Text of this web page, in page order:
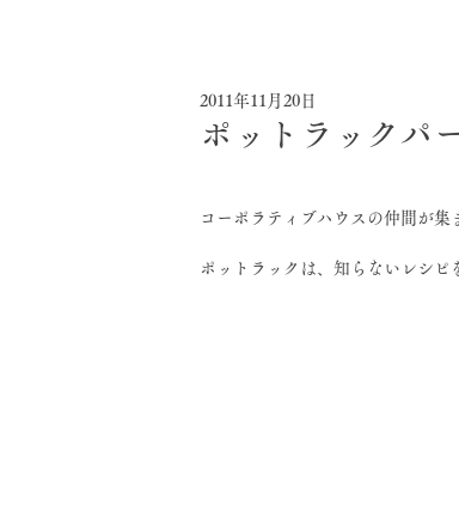
ポットラックパ
2011年11月20日
コーポラティブハウスの仲間が
ポットラックは、知らないレシピ